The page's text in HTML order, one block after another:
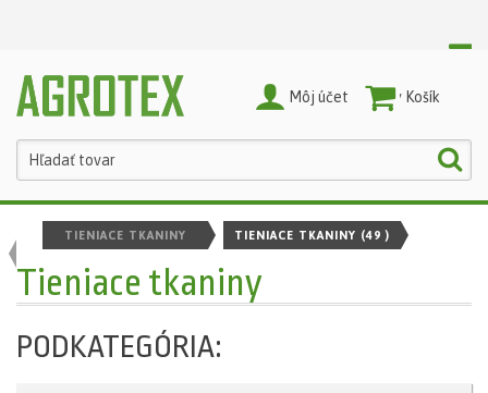
Nákupný Košík
Môj účet
TIENIACE TKANINY TIENIACE TKANINY (49 )
Tieniace tkaniny
PODKATEGÓRIA: